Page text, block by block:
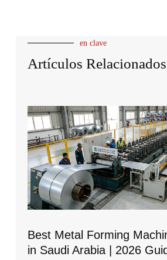
en clave
Artículos Relacionados
Best Metal Forming
in Saudi Arabia | 2026